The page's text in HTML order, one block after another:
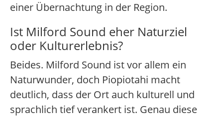
einer Übernachtung in der Region.
Ist Milford Sound eher Naturziel
oder Kulturerlebnis?
Beides. Milford Sound ist vor allem ein
Naturwunder, doch Piopiotahi macht
deutlich, dass der Ort auch kulturell und
sprachlich tief verankert ist. Genau diese